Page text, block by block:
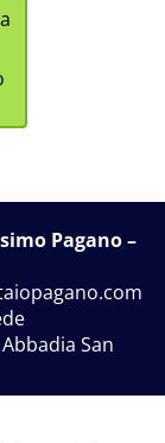
Pagano –
San